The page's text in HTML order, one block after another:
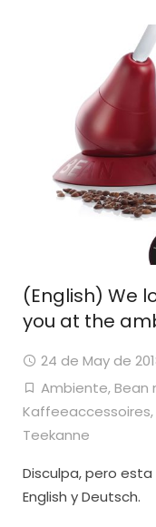
(English) We
you at the
24 de May de
Ambiente,Bean
Kaffeeaccessoires,
Teekanne
Disculpa, pero
English y Deutsch.